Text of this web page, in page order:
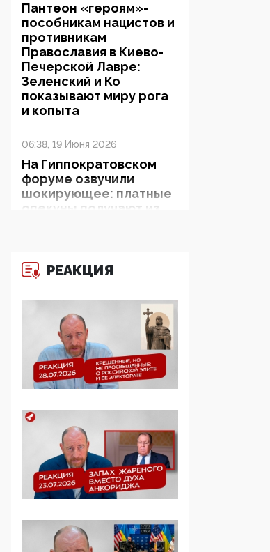
Пантеон «героям»-
пособникам нацистов и
противникам
Православия в Киево-
Печерской Лавре:
Зеленский и Ко
показывают миру рога
и копыта
06:38, 19 Июня 2026
На Гиппократовском
форуме озвучили
шокирующее: платные
опекуны получают из
Обществознания под
редакцией Медведева:
суверенитет,
традиционные
ценности и немного
двоемыслия
11:53, 09 Июня 2026
Прокуратура наконец
увидела
экстремистскую
деятельность ИИТО
цифроглобалисты
продолжают
РЕАКЦИЯ